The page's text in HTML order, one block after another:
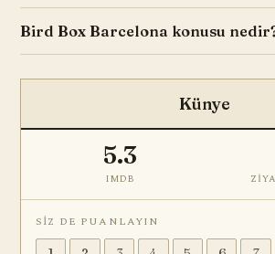
Bird Box Barcelona konusu
Künye
5.3
IMDB
SIZ DE PUANLAYIN